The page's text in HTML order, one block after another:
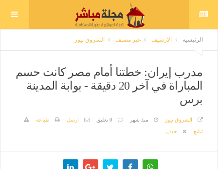
الرئيسية الارشيف غير مصنف الشروق نيوز
مدرب إيران: خطتنا أمام مصر كانت حسم
المباراة في آخر 20 دقيقة - بوابة المدينة
برس
الشروق نيوز منذ شهر 0 تعليق ارسل
طباعة
تبليغ
حذف